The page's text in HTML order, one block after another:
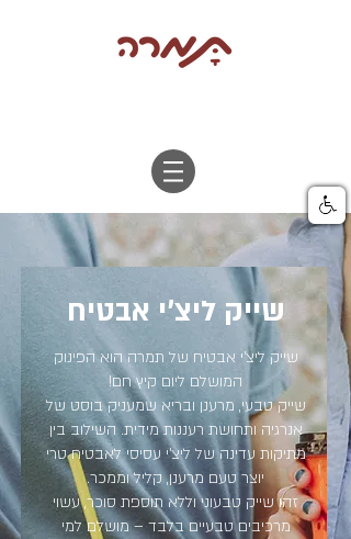
שייק ליצ'י אבטיח
שייק ליצ’י אבטיח של תמרה הוא הפינוק
המושלם ליום קיץ חם!
שייק טבעי, מרענן ובריא שמעניק בוסט של
אנרגיה ותחושת רעננות מידית. השילוב בין
מתיקות עדינה של ליצ’י עסיסי לאבטיח טרי
יוצר טעם מרענן, קליל וממכר.
זהו שייק טבעוני וללא תוספת סוכר, עשוי
מרכיבים טבעיים בלבד – מושלם למי